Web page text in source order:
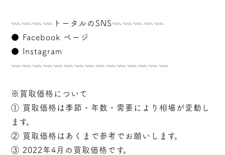
𓇠𓇠𓇠𓇠トータルのSNS𓇠𓇠𓇠𓇠𓇠
● Facebook ページ
●
Instagram
𓇠𓇠𓇠𓇠𓇠𓇠𓇠𓇠𓇠𓇠𓇠𓇠𓇠𓇠𓇠
※買取価格について
① 買取価格は季節・年数・需要により相場が変動し
ます。
② 買取価格はあくまで参考でお願いします。
③ 2022年4月の買取価格です。